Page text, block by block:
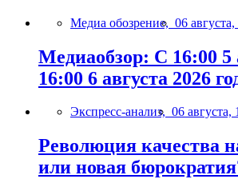
Медиа обозрение, 06
Медиаобзор: С 16:00 5
16:00 6 августа 2026
Экспресс-анализ, 06 августа,
Революция качества
или новая